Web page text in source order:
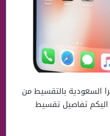
السعودية بالتقسيط من
تفاصيل تقسيط